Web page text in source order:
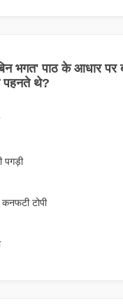
भगत' पाठ के आधार
पहनते थे?
पगड़ी
कनफटी टोपी